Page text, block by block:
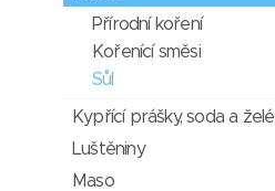
Přírodní koření
Kořenící směsi
Sůl
Kypřící prášky, soda a želé
Luštěniny
Maso